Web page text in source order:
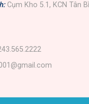
Cụm Kho 5.1, KCN Tân